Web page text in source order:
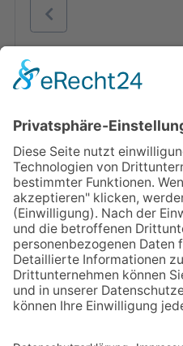
Mo Di Mi
3 4 5
10 11 12
17 18 19
24 25 26